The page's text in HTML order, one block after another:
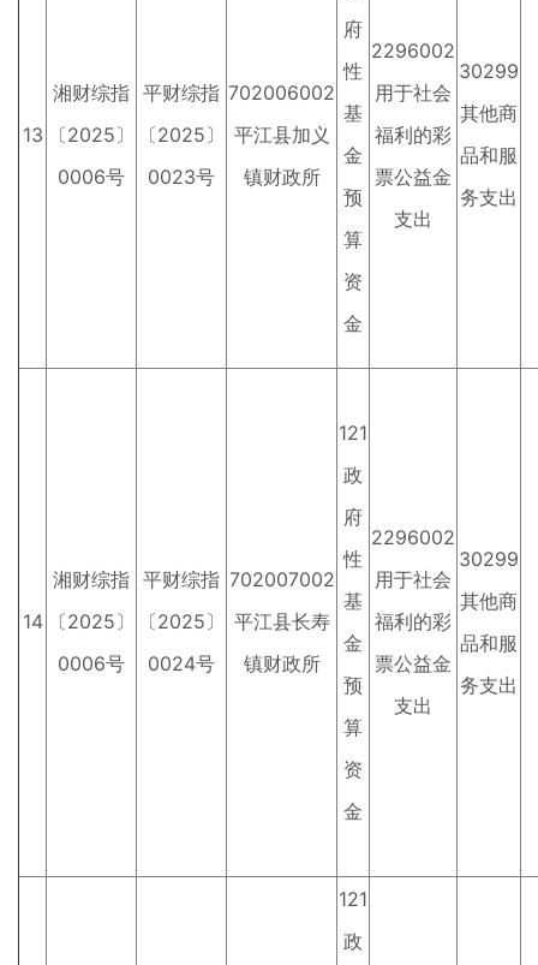
13
湘财综指
〔2025〕
0006号
平财综指
〔2025〕
0023号
702006002
平江县加义
镇财政所
府
性
基
金
预
算
资
金
2296002
用于社会
福利的彩
票公益金
支出
30299
其他商
品和服
务支出
14
湘财综指
〔2025〕
0006号
平财综指
〔2025〕
0024号
702007002
平江县长寿
镇财政所
121
政
府
性
基
金
预
算
资
金
2296002
用于社会
福利的彩
票公益金
支出
30299
其他商
品和服
务支出
121
政